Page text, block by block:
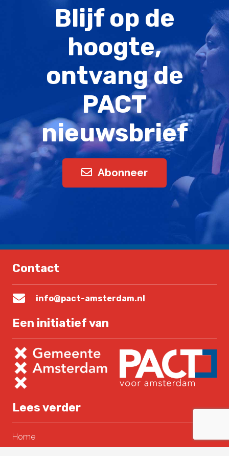
Blijf op de
hoogte,
ontvang de
PACT
nieuwsbrief
Abonneer
Contact
info@pact-amsterdam.nl
Een initiatief van
Lees verder
Home